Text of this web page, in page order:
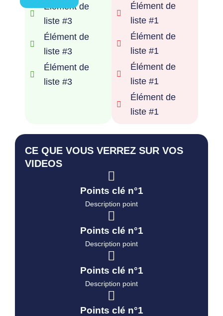
Élément de
liste #3
Élément de
liste #3
Élément de
liste #3
Élément de
liste #1
Élément de
liste #1
Élément de
liste #1
Élément de
liste #1
CE QUE VOUS VERREZ SUR VOS
VIDEOS
Points clé n°1
Description point
Points clé n°1
Description point
Points clé n°1
Description point
Points clé n°1